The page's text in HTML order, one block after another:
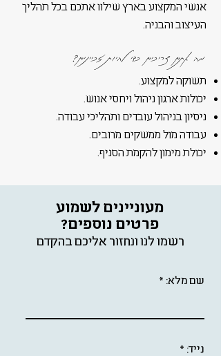
אנשי המקצוע בארץ שילוו אתכם בכל תהליך
העיצוב והבניה.
מהאתם צריכיםכדי להיות זכיינים?
תשוקה למקצוע.
יכולות ארגון ניהול ויחסי אנוש.
ניסיון בניהול עובדים ותהליכי עבודה.
עבודה מול ממשקים מרובים.
יכולת מימון להקמת הסניף.
מעוניינים לשמוע
פרטים נוספים?
רשמו לנו ונחזור אליכם בהקדם
שם מלא:
נייד: